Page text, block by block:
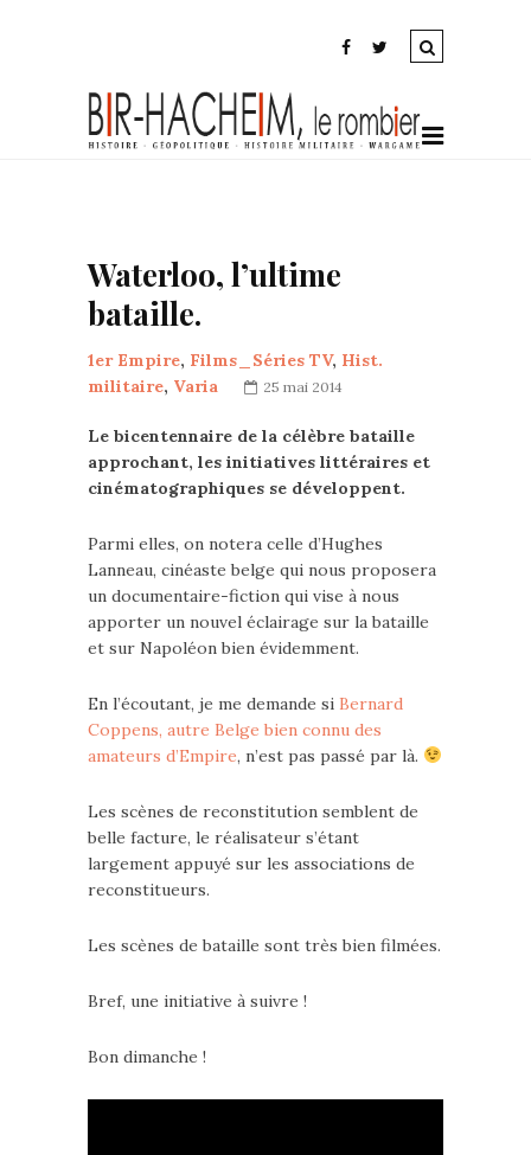
Waterloo, l’ultime
bataille.
1er Empire, Films_Séries TV, Hist.
militaire, Varia 25 mai 2014
Le bicentennaire de la célèbre bataille
approchant, les initiatives littéraires et
cinématographiques se développent.
Parmi elles, on notera celle d’Hughes
Lanneau, cinéaste belge qui nous proposera
un documentaire-fiction qui vise à nous
apporter un nouvel éclairage sur la bataille
et sur Napoléon bien évidemment.
En l’écoutant, je me demande si Bernard
Coppens, autre Belge bien connu des
amateurs d’Empire, n’est pas passé par là.
Les scènes de reconstitution semblent de
belle facture, le réalisateur s’étant
largement appuyé sur les associations de
reconstitueurs.
Les scènes de bataille sont très bien filmées.
Bref, une initiative à suivre !
Bon dimanche !